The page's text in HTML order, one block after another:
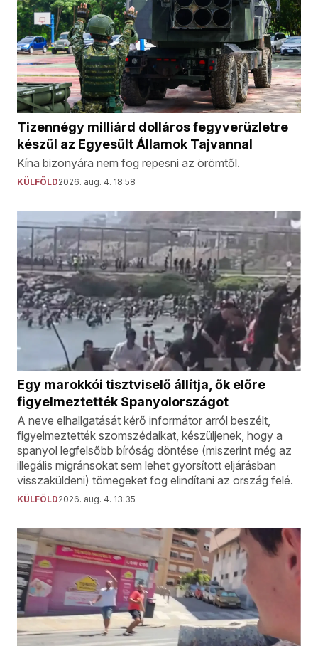
Tizennégy milliárd dolláros fegyverüzletre
készül az Egyesült Államok Tajvannal
Kína bizonyára nem fog repesni az örömtől.
KÜLFÖLD2026. aug. 4. 18:58
Egy marokkói tisztviselő állítja, ők előre
figyelmeztették Spanyolországot
A neve elhallgatását kérő informátor arról beszélt,
figyelmeztették szomszédaikat, készüljenek, hogy a
spanyol legfelsőbb bíróság döntése (miszerint még az
illegális migránsokat sem lehet gyorsított eljárásban
visszaküldeni) tömegeket fog elindítani az ország felé.
KÜLFÖLD2026. aug. 4. 13:35